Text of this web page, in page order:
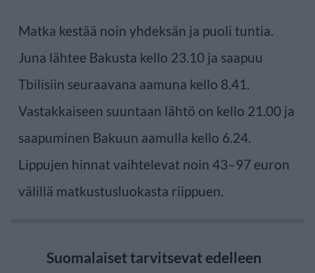
Matka kestää noin yhdeksän ja puoli tuntia.
Juna lähtee Bakusta kello 23.10 ja saapuu
Tbilisiin seuraavana aamuna kello 8.41.
Vastakkaiseen suuntaan lähtö on kello 21.00 ja
saapuminen Bakuun aamulla kello 6.24.
Lippujen hinnat vaihtelevat noin 43–97 euron
välillä matkustusluokasta riippuen.
Suomalaiset tarvitsevat edelleen